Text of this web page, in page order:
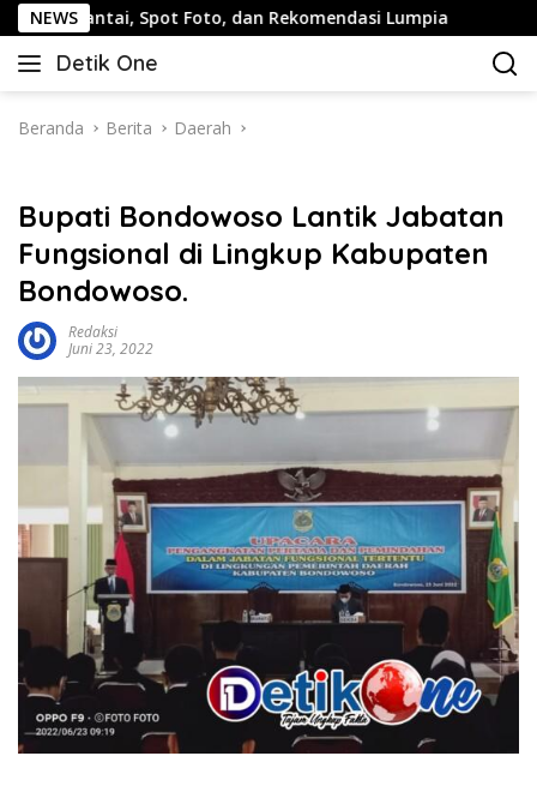
Langsung
ke
konten
NEWS
Spot Foto, dan Rekomendasi Lumpia Panduan
Detik One
Tajam
Fakta
Beranda Berita Daerah
Bupati Bondowoso Lantik Jabatan
Fungsional di Lingkup Kabupaten
Bondowoso.
Redaksi
Juni 23, 2022